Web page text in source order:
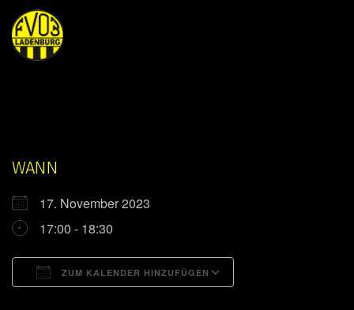
WANN
17. November 2023
17:00 - 18:30
ZUM KALENDER HINZUFÜGEN